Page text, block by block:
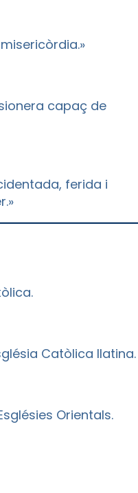
capaç de
ferida i
Catòlica llatina.
Orientals.